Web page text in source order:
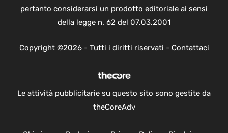
pertanto considerarsi un prodotto editoriale ai sensi
della legge n. 62 del 07.03.2001
Copyright ©2026 - Tutti i diritti riservati - Contattaci
Le attività pubblicitarie su questo sito sono gestite da
theCoreAdv